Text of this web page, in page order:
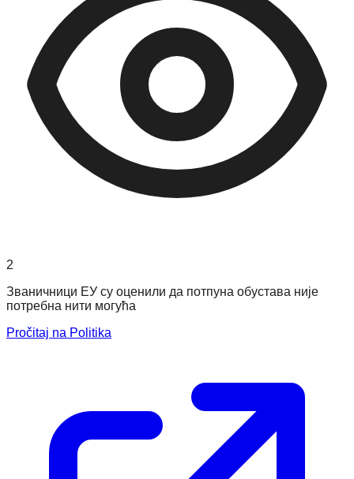
2
Званичници ЕУ су оценили да потпуна обустава није
потребна нити могућа
Pročitaj na Politika